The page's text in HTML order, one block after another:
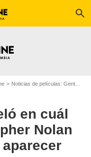
search
Noticias de películas: Gente
en cuál
Nolan